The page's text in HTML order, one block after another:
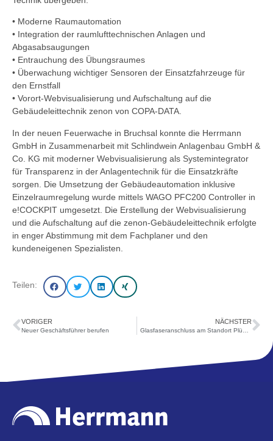
• Moderne Raumautomation
• Integration der raumlufttechnischen Anlagen und
Abgasabsaugungen
• Entrauchung des Übungsraumes
• Überwachung wichtiger Sensoren der Einsatzfahrzeuge für
den Ernstfall
• Vorort-Webvisualisierung und Aufschaltung auf die
Gebäudeleittechnik zenon von COPA-DATA.
In der neuen Feuerwache in Bruchsal konnte die Herrmann
GmbH in Zusammenarbeit mit Schlindwein Anlagenbau GmbH &
Co. KG mit moderner Webvisualisierung als Systemintegrator
für Transparenz in der Anlagentechnik für die Einsatzkräfte
sorgen. Die Umsetzung der Gebäudeautomation inklusive
Einzelraumregelung wurde mittels WAGO PFC200 Controller in
e!COCKPIT umgesetzt. Die Erstellung der Webvisualisierung
und die Aufschaltung auf die zenon-Gebäudeleittechnik erfolgte
in enger Abstimmung mit dem Fachplaner und den
kundeneigenen Spezialisten.
Teilen:
VORIGER
Neuer Geschäftsführer berufen
NÄCHSTER